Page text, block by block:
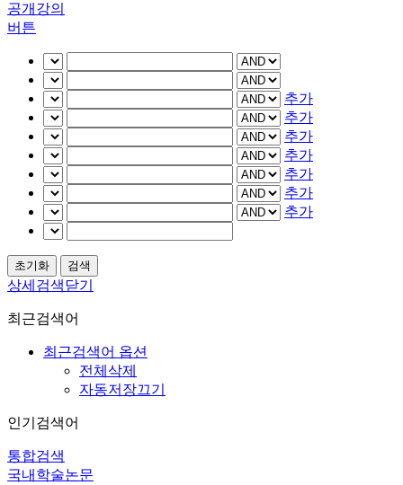
공개강의
버튼
추가
추가
추가
추가
추가
추가
추가
상세검색닫기
최근검색어
최근검색어 옵션
전체삭제
자동저장끄기
인기검색어
통합검색
국내학술논문